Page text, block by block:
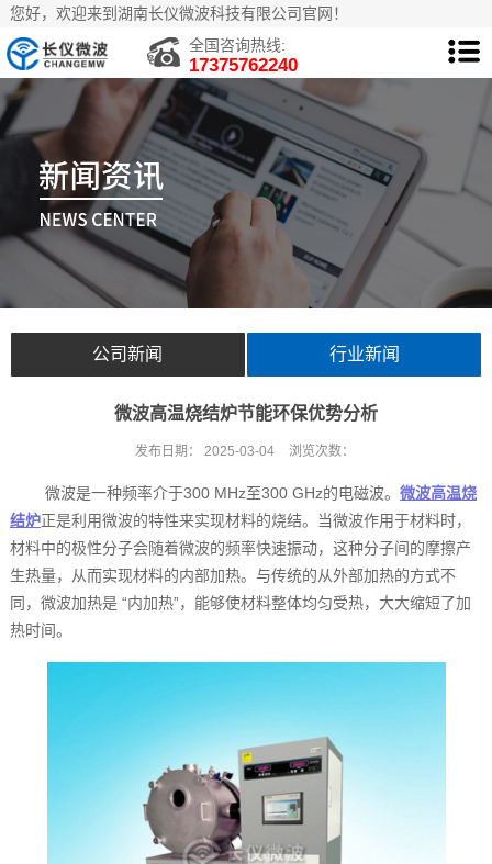
您好，欢迎来到湖南长仪微波科技有限公司官网！
全国咨询热线:
17375762240
公司新闻 行业新闻
微波高温烧结炉节能环保优势分析
发布日期： 2025-03-04 浏览次数：
微波是一种频率介于300 MHz至300 GHz的电磁波。 微波高温烧
结炉正是利用微波的特性来实现材料的烧结。当微波作用于材料时，
材料中的极性分子会随着微波的频率快速振动，这种分子间的摩擦产
生热量，从而实现材料的内部加热。与传统的从外部加热的方式不
同，微波加热是 “内加热”，能够使材料整体均匀受热，大大缩短了加
热时间。